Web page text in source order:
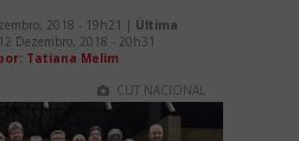
2018 - 19h21 | Última
12 Dezembro, 2018 - 20h31
Tatiana Melim
CUT NACIONAL